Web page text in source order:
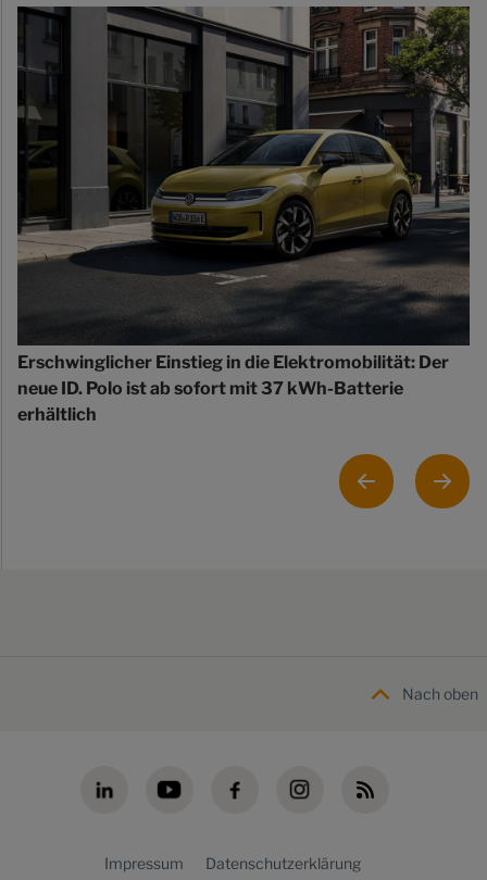
Erschwinglicher Einstieg in die Elektromobilität: Der
neue ID. Polo ist ab sofort mit 37 kWh-Batterie
erhältlich
Nach oben
Impressum Datenschutzerklärung